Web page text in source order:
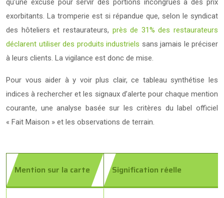
qu’une excuse pour servir des portions incongrues à des prix
exorbitants. La tromperie est si répandue que, selon le syndicat
des hôteliers et restaurateurs, près de 31% des restaurateurs
déclarent utiliser des produits industriels sans jamais le préciser
à leurs clients. La vigilance est donc de mise.
Pour vous aider à y voir plus clair, ce tableau synthétise les
indices à rechercher et les signaux d’alerte pour chaque mention
courante, une analyse basée sur les critères du label officiel
« Fait Maison » et les observations de terrain.
Mention sur la carte Signification réelle